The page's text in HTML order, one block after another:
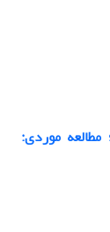
موردی: